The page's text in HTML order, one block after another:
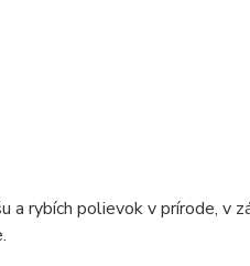
a rybích polievok v prírode, v